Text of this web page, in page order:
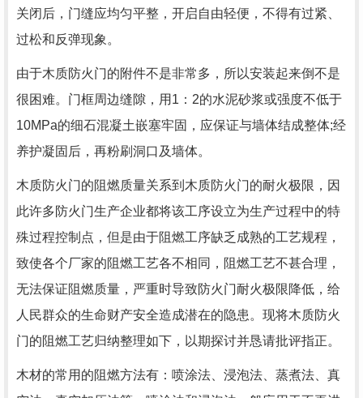
关闭后，门缝应均匀平整，开启自由轻便，不得有过紧、
过松和反弹现象。
由于木质防火门的附件不是非常多，所以安装起来倒不是
很困难。门框周边缝隙，用1：2的水泥砂浆或强度不低于
10MPa的细石混凝土嵌塞牢固，应保证与墙体结成整体;经
养护凝固后，再粉刷洞口及墙体。
木质防火门的阻燃质量关系到木质防火门的耐火极限，因
此许多防火门生产企业都将该工序设立为生产过程中的特
殊过程控制点，但是由于阻燃工序缺乏成熟的工艺规程，
致使各个厂家的阻燃工艺各不相同，阻燃工艺不甚合理，
无法保证阻燃质量，严重时导致防火门耐火极限降低，给
人民群众的生命财产安全造成潜在的隐患。现将木质防火
门的阻燃工艺归纳整理如下，以期探讨并恳请批评指正。
木材的常用的阻燃方法有：喷涂法、浸泡法、蒸煮法、真